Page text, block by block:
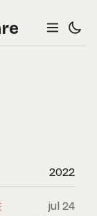
2022
jul 24